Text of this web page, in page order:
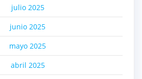
julio 2025
junio 2025
mayo 2025
abril 2025